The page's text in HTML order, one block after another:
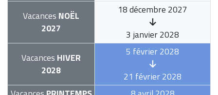
Vacances NOËL
2027
18 décembre 2027
3 janvier 2028
Vacances HIVER
2028
5 février 2028
21 février 2028